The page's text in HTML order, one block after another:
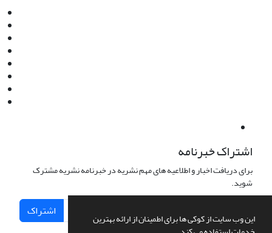
این وب سایت از کوکی ها برای اطمینان از ارائه بهترین
اشتراک خبرنامه
برای دریافت اخبار و اطلاعیه های مهم نشریه در خبرنامه نشریه مشترک
شوید.
اشتراک